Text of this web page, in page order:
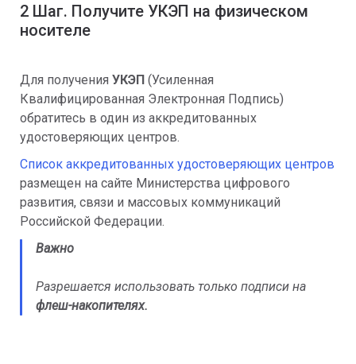
2 Шаг. Получите УКЭП на физическом
носителе
Для получения УКЭП (Усиленная
Квалифицированная Электронная Подпись)
обратитесь в один из аккредитованных
удостоверяющих центров.
Список аккредитованных удостоверяющих центров
размещен на сайте Министерства цифрового
развития, связи и массовых коммуникаций
Российской Федерации.
Важно
Разрешается использовать только подписи на
флеш-накопителях.